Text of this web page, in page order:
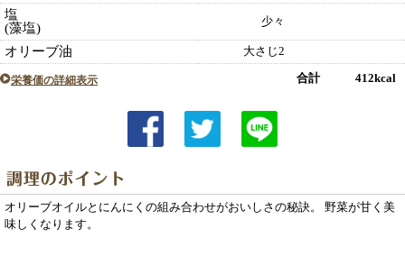
塩
(藻塩)
少々
オリーブ油 大さじ2
栄養価の詳細表示 合計 412kcal
オリーブオイルとにんにくの組み合わせがおいしさの秘訣。 野菜が甘く美
味しくなります。